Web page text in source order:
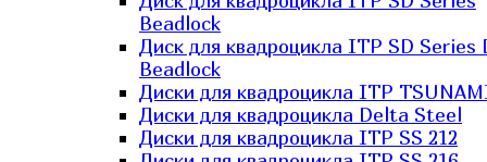
Beadlock
Диск для квадроцикла ITP SD Series
Beadlock
Диски для квадроцикла ITP
Диски для квадроцикла Delta Steel
Диски для квадроцикла ITP SS 212